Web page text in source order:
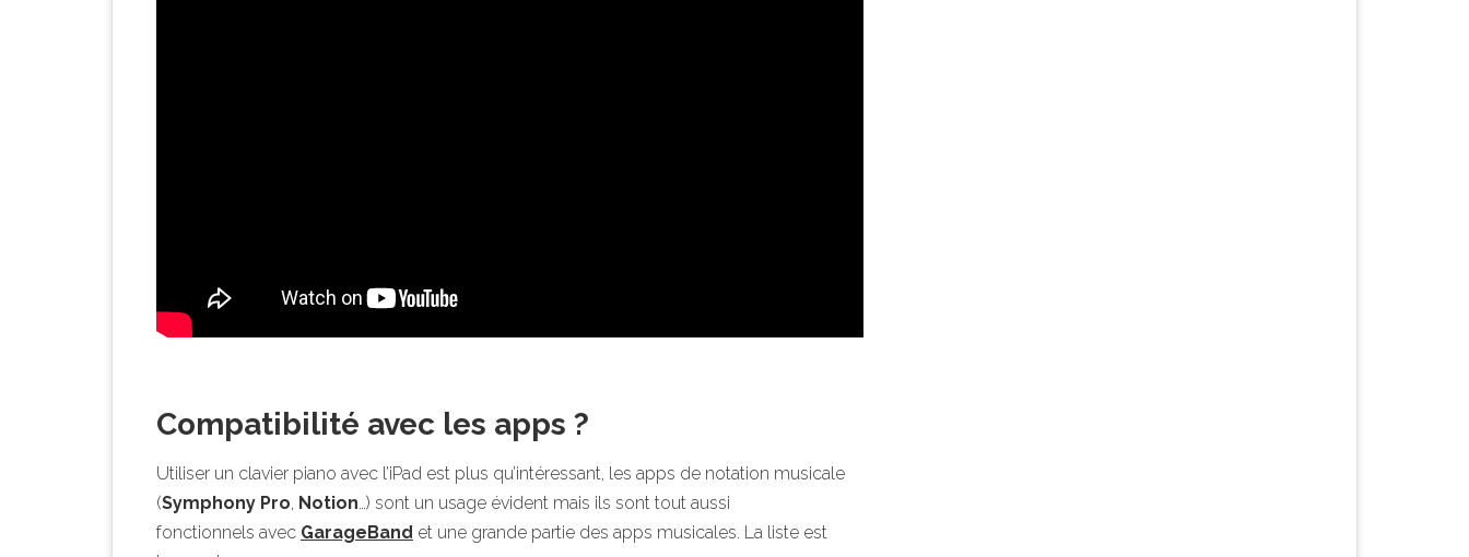
Compatibilité avec les apps ?
Utiliser un clavier piano avec l’iPad est plus qu’intéressant, les apps de notation musicale
(Symphony Pro, Notion…) sont un usage évident mais ils sont tout aussi
fonctionnels avec GarageBand et une grande partie des apps musicales. La liste est